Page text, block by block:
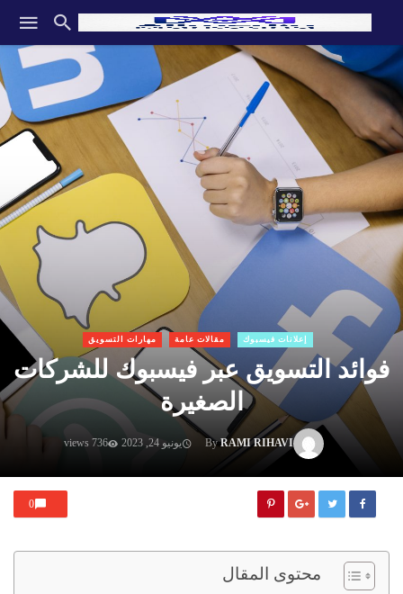
إعلانات فيسبوك مقالات عامة مهارات التسويق
فوائد التسويق عبر فيسبوك للشركات
الصغيرة
ByRAMI RIHAVI يونيو 24, 2023 736 views
0
محتوى المقال